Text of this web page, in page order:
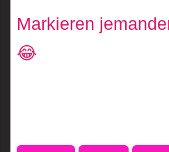
Markieren
😂